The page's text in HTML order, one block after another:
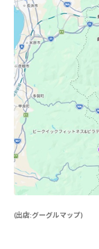
(出店:グーグルマップ)